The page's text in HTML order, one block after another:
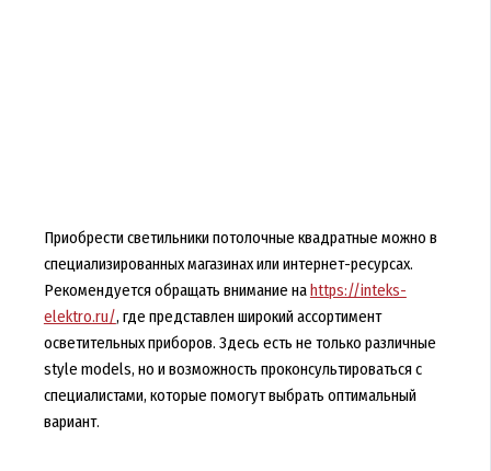
Приобрести светильники потолочные квадратные можно в
специализированных магазинах или интернет-ресурсах.
Рекомендуется обращать внимание наhttps://inteks-
elektro.ru/, где представлен широкий ассортимент
осветительных приборов. Здесь есть не только различные
style models, но и возможность проконсультироваться с
специалистами, которые помогут выбрать оптимальный
вариант.